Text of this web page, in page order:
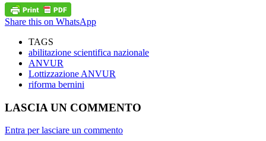
Share this on WhatsApp
TAGS
abilitazione scientifica nazionale
ANVUR
Lottizzazione ANVUR
riforma bernini
LASCIA UN COMMENTO
Entra per lasciare un commento